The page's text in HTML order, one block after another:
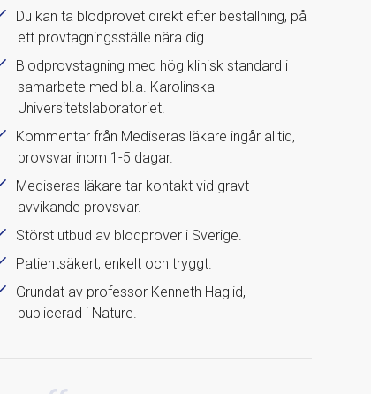
Du kan ta blodprovet direkt efter beställning, på
ett provtagningsställe nära dig.
Blodprovstagning med hög klinisk standard i
samarbete med bl.a. Karolinska
Universitetslaboratoriet.
Kommentar från Mediseras läkare ingår alltid,
provsvar inom 1-5 dagar.
Mediseras läkare tar kontakt vid gravt
avvikande provsvar.
Störst utbud av blodprover i Sverige.
Patientsäkert, enkelt och tryggt.
Grundat av professor Kenneth Haglid,
publicerad i Nature.